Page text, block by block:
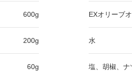
600g
200g
60g
EXオリーブ
水
塩、胡椒、ナ